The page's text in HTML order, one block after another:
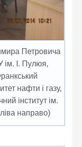
Петровича
ім. І. Пулюя,
нафти і газу,
інститут ім.
направо)